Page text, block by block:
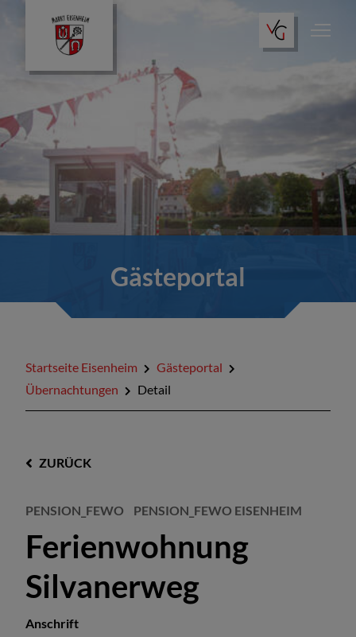
Gästeportal
Startseite Eisenheim
Gästeportal
Übernachtungen
Detail
ZURÜCK
PENSION_FEWO PENSION_FEWO EISENHEIM
Ferienwohnung
Silvanerweg
Anschrift